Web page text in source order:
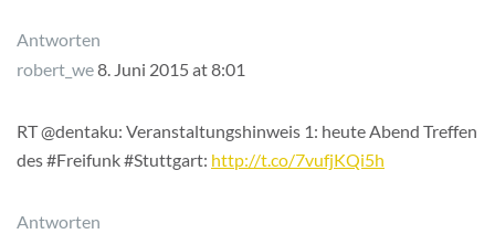
Antworten
robert_we8. Juni 2015 at 8:01
RT @dentaku: Veranstaltungshinweis 1: heute Abend Treffen
des #Freifunk #Stuttgart: http://t.co/7vufjKQi5h
Antworten